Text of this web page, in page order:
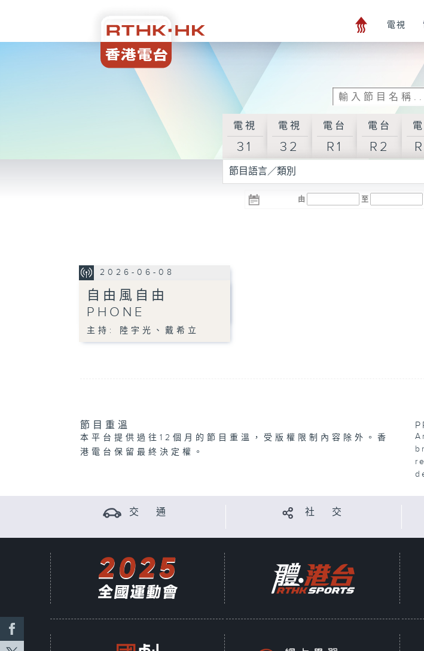
電視
電視
31
電視
32
電台
R1
電台
R2
節目語言／類別
由 至
2026-06-08
自由風自由
PHONE
主持: 陸宇光、戴希立
節目重溫
本平台提供過往12個月的節目重溫，受版權限制內容除外。香
港電台保留最終決定權。
交 通 社 交